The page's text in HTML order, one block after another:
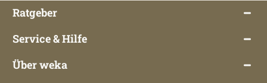
Ratgeber
Service & Hilfe
Über weka